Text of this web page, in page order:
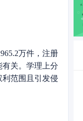
万件，注册
关。学理上分
范围且引发侵